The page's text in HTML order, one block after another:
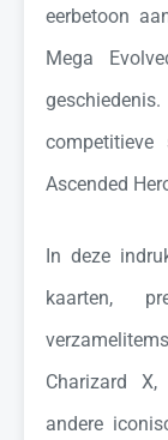
eerbetoon
Mega
Ascended
In deze
kaarten,
Charizard
andere